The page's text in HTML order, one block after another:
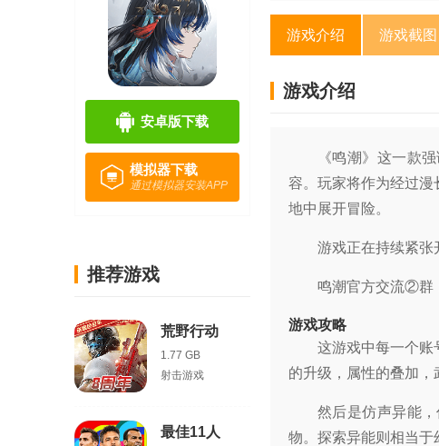
安卓版下载
模拟器下载
通过模拟器安装APP
推荐游戏
荒野行动
1.77 GB
射击游戏
最佳11人
游戏介绍 游戏截图
游戏介绍
《鸣潮》这一款
容。玩家将作为经过
地中展开冒险。
游戏正在持续紧张
鸣潮官方交流②群
游戏攻略
这游戏中每一个账
的升级，属性的叠加，
然后是仿声异能
物。探索异能则相当